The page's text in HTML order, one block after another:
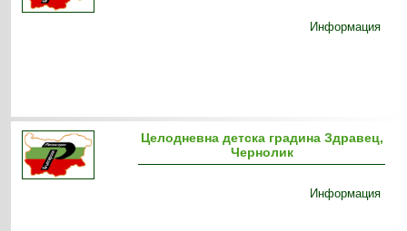
Информация
Целодневна детска градина Здравец,
Чернолик
Информация